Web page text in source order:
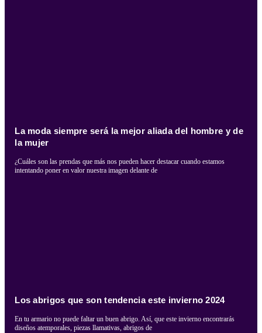
La moda siempre será la mejor aliada del hombre y de
la mujer
¿Cuáles son las prendas que más nos pueden hacer destacar cuando estamos
intentando poner en valor nuestra imagen delante de
Los abrigos que son tendencia este invierno 2024
En tu armario no puede faltar un buen abrigo. Así, que este invierno encontrarás
diseños atemporales, piezas llamativas, abrigos de